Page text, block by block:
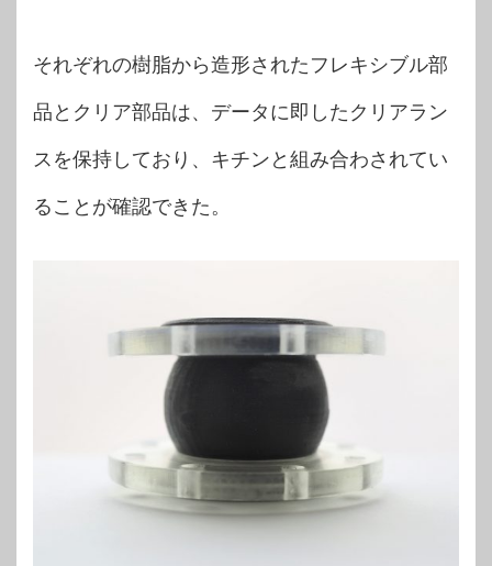
それぞれの樹脂から造形されたフレキシブル部
品とクリア部品は、データに即したクリアラン
スを保持しており、キチンと組み合わされてい
ることが確認できた。